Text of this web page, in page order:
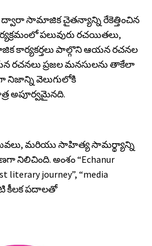
సామాజిక చైతన్యాన్ని రేకెత్తించిన
పలువురు రచయితలు,
కార్యకర్తలు పాల్గొని ఆయన రచనల
రచనలు ప్రజల మనసులను తాకేలా
నిజాన్ని వెలుగులోకి
అపూర్వమైనది.
మరియు సాహిత్య సామర్థ్యాన్ని
నిలిచింది. అంశం “Echanur
literary journey”, “media
కీలక పదాలతో